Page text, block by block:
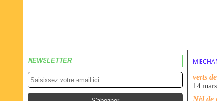
NEWSLETTER
verts
14
Nid de